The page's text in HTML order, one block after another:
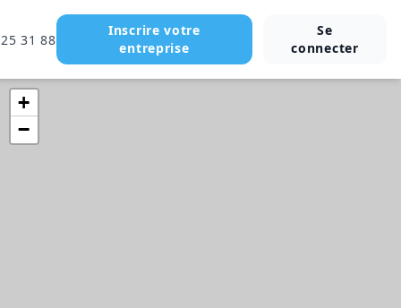
31 88
Inscrire votre
entreprise
Se
connecter
+
−